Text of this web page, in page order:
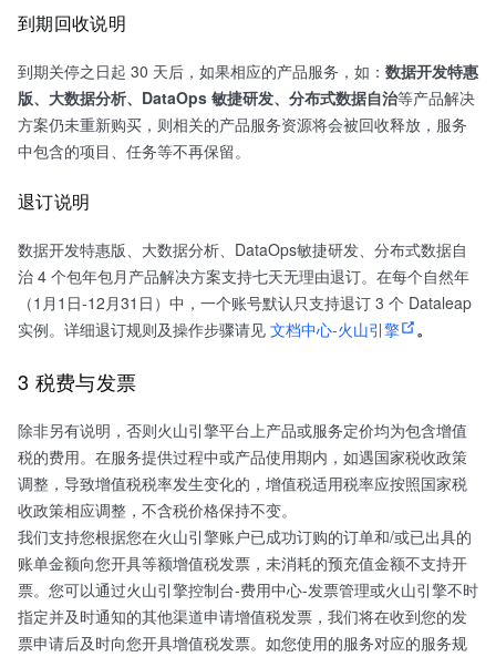
到期回收说明
到期关停之日起 30 天后，如果相应的产品服务，如： 数据开发特惠
版、大数据分析、DataOps 敏捷研发、分布式数据自治等产品解决
方案仍未重新购买，则相关的产品服务资源将会被回收释放，服务
中包含的项目、任务等不再保留。
退订说明
数据开发特惠版、大数据分析、DataOps敏捷研发、分布式数据自
治 4 个包年包月产品解决方案支持七天无理由退订。在每个自然年
（1月1日-12月31日）中，一个账号默认只支持退订 3 个 Dataleap
实例。详细退订规则及操作步骤请见 文档中心-火山引擎 。
3 税费与发票
除非另有说明，否则火山引擎平台上产品或服务定价均为包含增值
税的费用。在服务提供过程中或产品使用期内，如遇国家税收政策
调整，导致增值税税率发生变化的，增值税适用税率应按照国家税
收政策相应调整，不含税价格保持不变。
我们支持您根据您在火山引擎账户已成功订购的订单和/或已出具的
账单金额向您开具等额增值税发票，未消耗的预充值金额不支持开
票。您可以通过火山引擎控制台-费用中心-发票管理或火山引擎不时
指定并及时通知的其他渠道申请增值税发票，我们将在收到您的发
票申请后及时向您开具增值税发票。如您使用的服务对应的服务规